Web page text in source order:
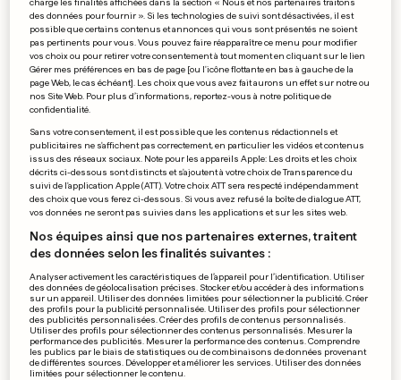
morte?
2 43 1
THE ECONOMIST ANDREY MELNICHENKO
L'homme qui pourrait
6 170 9
PUBLICITÉ
charge les finalités affichées dans la section « Nous et nos partenaires traitons
des données pour fournir ». Si les technologies de suivi sont désactivées, il est
possible que certains contenus et annonces qui vous sont présentés ne soient
pas pertinents pour vous. Vous pouvez faire réapparaître ce menu pour modifier
vos choix ou pour retirer votre consentement à tout moment en cliquant sur le lien
Gérer mes préférences en bas de page [ou l'icône flottante en bas à gauche de la
page Web, le cas échéant]. Les choix que vous avez fait aurons un effet sur notre ou
nos Site Web. Pour plus d’informations, reportez-vous à notre politique de
confidentialité.
Sans votre consentement, il est possible que les contenus rédactionnels et
publicitaires ne s'affichent pas correctement, en particulier les vidéos et contenus
issus des réseaux sociaux. Note pour les appareils Apple: Les droits et les choix
décrits ci-dessous sont distincts et s'ajoutent à votre choix de Transparence du
suivi de l'application Apple (ATT). Votre choix ATT sera respecté indépendamment
des choix que vous ferez ci-dessous. Si vous avez refusé la boîte de dialogue ATT,
vos données ne seront pas suivies dans les applications et sur les sites web.
Nos équipes ainsi que nos partenaires externes, traitent
des données selon les finalités suivantes :
Analyser activement les caractéristiques de l’appareil pour l’identification. Utiliser
des données de géolocalisation précises. Stocker et/ou accéder à des informations
sur un appareil. Utiliser des données limitées pour sélectionner la publicité. Créer
des profils pour la publicité personnalisée. Utiliser des profils pour sélectionner
des publicités personnalisées. Créer des profils de contenus personnalisés.
Utiliser des profils pour sélectionner des contenus personnalisés. Mesurer la
performance des publicités. Mesurer la performance des contenus. Comprendre
les publics par le biais de statistiques ou de combinaisons de données provenant
de différentes sources. Développer et améliorer les services. Utiliser des données
limitées pour sélectionner le contenu.